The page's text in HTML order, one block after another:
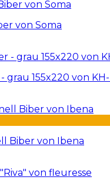
von Soma
155x220 von
Biber von Ibena